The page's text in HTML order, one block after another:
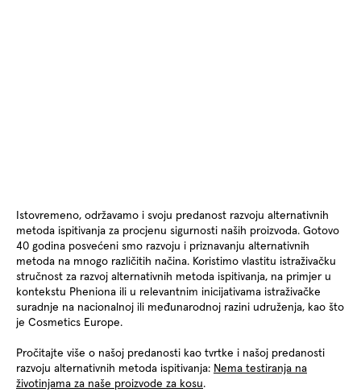
Istovremeno, održavamo i svoju predanost razvoju alternativnih
metoda ispitivanja za procjenu sigurnosti naših proizvoda. Gotovo
40 godina posvećeni smo razvoju i priznavanju alternativnih
metoda na mnogo različitih načina. Koristimo vlastitu istraživačku
stručnost za razvoj alternativnih metoda ispitivanja, na primjer u
kontekstu Pheniona ili u relevantnim inicijativama istraživačke
suradnje na nacionalnoj ili međunarodnoj razini udruženja, kao što
je Cosmetics Europe.
Pročitajte više o našoj predanosti kao tvrtke i našoj predanosti
razvoju alternativnih metoda ispitivanja: Nema testiranja na
životinjama za naše proizvode za kosu.